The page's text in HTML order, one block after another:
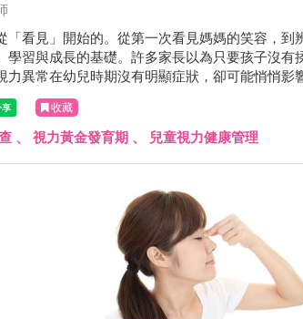
「看見」開始的。從第一次看見媽媽的笑容，到
學習與成長的基礎。許多家長以為只要孩子沒有
力異常在幼兒時期沒有明顯症狀，卻可能悄悄影
收藏
、 視力黃金發育期 、 兒童視力健康管理